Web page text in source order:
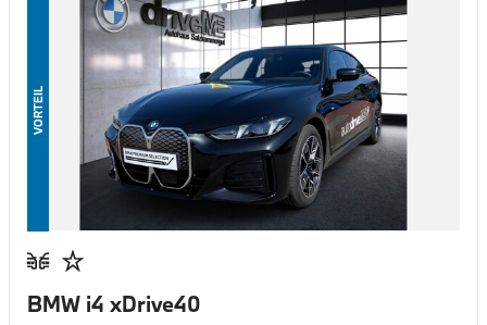
VORTEIL
BMW i4 xDrive40